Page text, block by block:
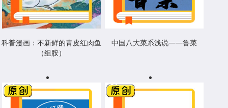
科普漫画：不新鲜的青皮红肉鱼
（组胺）
中国八大菜系浅说——鲁菜